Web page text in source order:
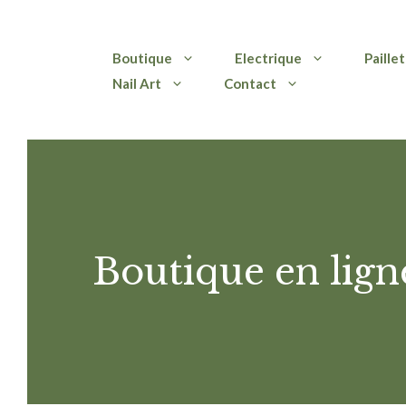
Boutique Electrique
Nail Art
Contact
Boutique en